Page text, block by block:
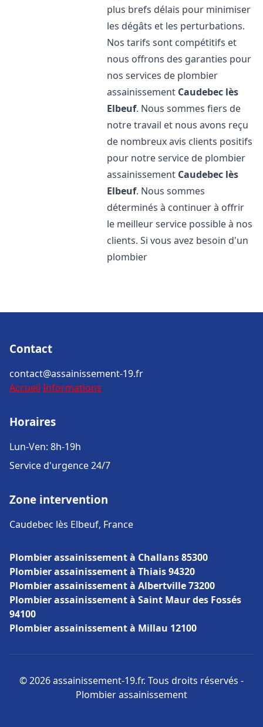
plus brefs délais pour minimiser
les dégâts et les perturbations.
Nos tarifs sont compétitifs et
nous offrons des garanties pour
nos services de plombier
assainissement Caudebec lès
Elbeuf. Nous sommes fiers de
notre travail et nous avons reçu
de nombreux avis clients positifs
pour notre service de plombier
assainissement Caudebec lès
Elbeuf. Nous sommes
déterminés à continuer à offrir
le meilleur service possible à nos
clients. Si vous avez besoin d'un
plombier
Contact
contact@assainissement-19.fr
Accueil Informations
Horaires
Lun-Ven: 8h-19h
Service d'urgence 24/7
Zone intervention
Caudebec lès Elbeuf, France
Plombier assainissement à Challans 85300
Plombier assainissement à Thiais 94320
Plombier assainissement à Albertville 73200
Plombier assainissement à Saint Maur des Fossés
94100
Plombier assainissement à Millau 12100
© 2026 assainissement-19.fr. Tous droits réservés -
Plombier assainissement